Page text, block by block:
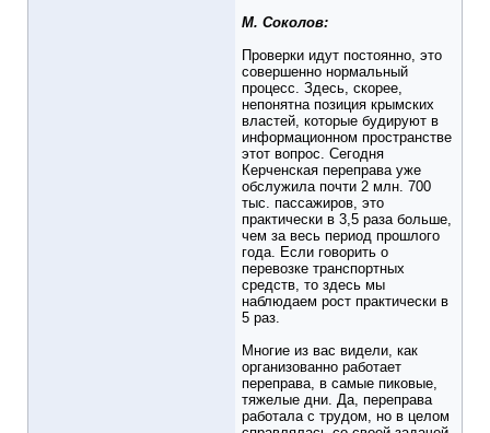
М. Соколов:
Проверки идут постоянно, это
совершенно нормальный
процесс. Здесь, скорее,
непонятна позиция крымских
властей, которые будируют в
информационном пространстве
этот вопрос. Сегодня
Керченская переправа уже
обслужила почти 2 млн. 700
тыс. пассажиров, это
практически в 3,5 раза больше,
чем за весь период прошлого
года. Если говорить о
перевозке транспортных
средств, то здесь мы
наблюдаем рост практически в
5 раз.
Многие из вас видели, как
организованно работает
переправа, в самые пиковые,
тяжелые дни. Да, переправа
работала с трудом, но в целом